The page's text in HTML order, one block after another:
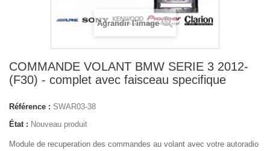
Agrandir l'image
COMMANDE VOLANT BMW SERIE 3 2012-
(F30) - complet avec faisceau specifique
Référence : SWAR03-38
État : Nouveau produit
Module de recuperation des commandes au volant avec votre autoradio